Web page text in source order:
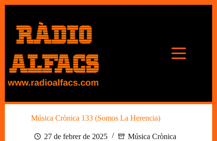
contingut
Música Crònica 133 (Somos La Herencia)
27 de febrer de 2025 Música Crònica